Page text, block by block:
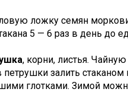
ложку семян
5 — 6 раз в день до
, корни, листья.
петрушки залить
глотками. Зимой